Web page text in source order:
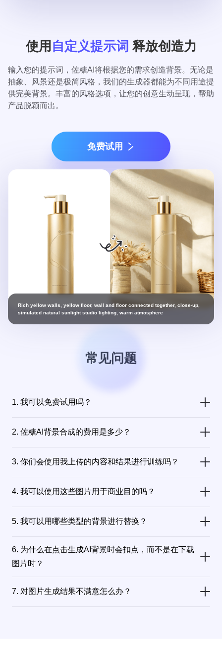
使用 自定义提示词 释放创造力
输入您的提示词，佐糖AI将根据您的需求创造背景。无论是
抽象、风景还是极简风格，我们的生成器都能为不同用途提
供完美背景。丰富的风格选项，让您的创意生动呈现，帮助
产品脱颖而出。
免费试用
Rich yellow walls, yellow floor, wall and floor connected together, close-up,
simulated natural sunlight studio lighting, warm atmosphere
常见问题
1. 我可以免费试用吗？
2. 佐糖AI背景合成的费用是多少？
3. 你们会使用我上传的内容和结果进行训练吗？
4. 我可以使用这些图片用于商业目的吗？
5. 我可以用哪些类型的背景进行替换？
6. 为什么在点击生成AI背景时会扣点，而不是在下载
图片时？
7. 对图片生成结果不满意怎么办？